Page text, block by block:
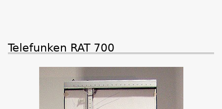
Telefunken RAT 700